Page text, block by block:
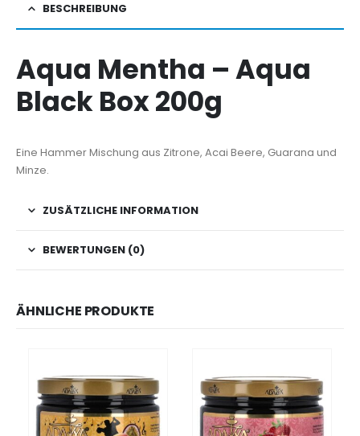
BESCHREIBUNG
Aqua Mentha – Aqua
Black Box 200g
Eine Hammer Mischung aus Zitrone, Acai Beere, Guarana und
Minze.
ZUSÄTZLICHE INFORMATION
BEWERTUNGEN (0)
ÄHNLICHE PRODUKTE